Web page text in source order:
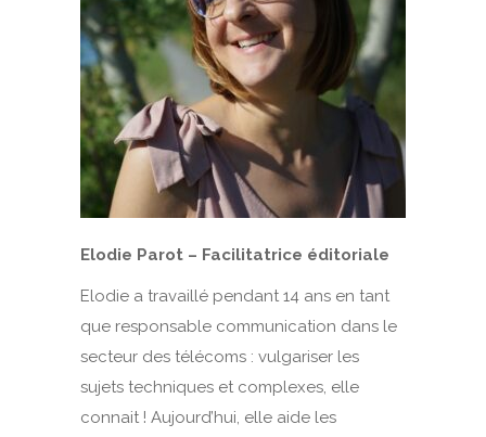
Elodie Parot – Facilitatrice éditoriale
Elodie a travaillé pendant 14 ans en tant
que responsable communication dans le
secteur des télécoms : vulgariser les
sujets techniques et complexes, elle
connait ! Aujourd’hui, elle aide les